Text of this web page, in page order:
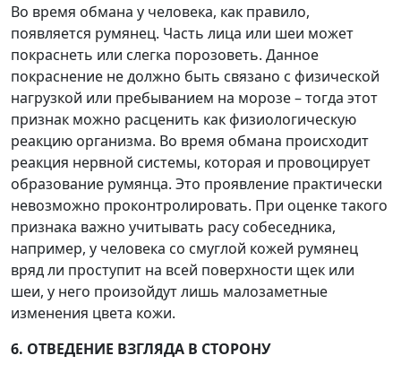
Во время обмана у человека, как правило,
появляется румянец. Часть лица или шеи может
покраснеть или слегка порозоветь. Данное
покраснение не должно быть связано с физической
нагрузкой или пребыванием на морозе – тогда этот
признак можно расценить как физиологическую
реакцию организма. Во время обмана происходит
реакция нервной системы, которая и провоцирует
образование румянца. Это проявление практически
невозможно проконтролировать. При оценке такого
признака важно учитывать расу собеседника,
например, у человека со смуглой кожей румянец
вряд ли проступит на всей поверхности щек или
шеи, у него произойдут лишь малозаметные
изменения цвета кожи.
6. ОТВЕДЕНИЕ ВЗГЛЯДА В СТОРОНУ